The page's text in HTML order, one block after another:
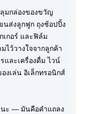
มกล่องของขวัญ
นส่งลูกฟูก ถุงช้อปปิ้ง
เกอร์ และฟิล์ม
ว้วางใจจากลูกค้า
และเครื่องดื่ม ไวน์
งเล่น อิเล็กทรอนิกส์
นะ — มันคือคำแถลง